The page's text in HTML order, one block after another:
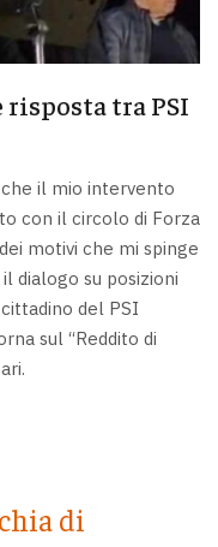
tra PSI
il mio intervento
con il circolo di Forza
motivi che mi spinge
dialogo su posizioni
del PSI
sul “Reddito di
di